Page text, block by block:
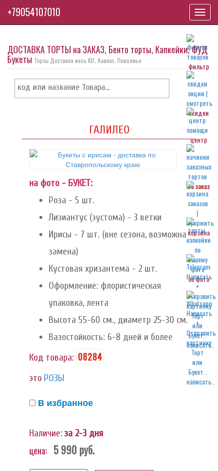
фильтр
скидки
центр
на заказ
корзина
по фото
написать..
написать..
ДОСТАВКА ТОРТЫ на ЗАКАЗ, Бенто торты, Капкейки, ФУД
Букеты Торты Доставка весь ЮГ, Кавказ, Поволжье
ГАЛИЛЕО
на фото - БУКЕТ:
Роза - 5 шт.
Лизиантус (эустома) - 3 ветки
Ирисы - 7 шт. (вне сезона, возможна
замена)
Кустовая хризантема - 2 шт.
Оформление: флористическая
упаковка, лента
Высота 55-60 см., диаметр 25-30 см.
Вазостойкость: 6-8 дней и более
Код товара: 08284
это РОЗЫ
В избранное
Наличие: за 2-3 дня
цена: 5 990руб.
+79054107010